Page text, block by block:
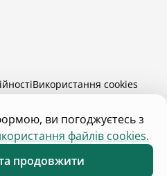
Забронювати
Bикористання cookies
ви погоджуєтесь з
файлів cookies.
продовжити